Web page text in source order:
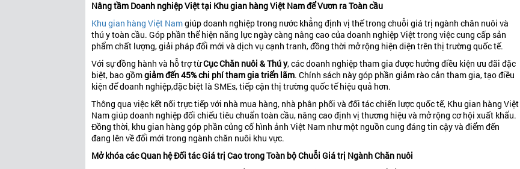
Nâng tầm Doanh nghiệp Việt tại Khu gian hàng Việt Nam để Vươn ra Toàn cầu
Khu gian hàng Việt Namgiúp doanh nghiệp trong nước khẳng định vị thế trong chuỗi giá trị ngành chăn nuôi và
thú y toàn cầu. Góp phần thể hiện năng lực ngày càng nâng cao của doanh nghiệp Việt trong việc cung cấp sản
phẩm chất lượng, giải pháp đổi mới và dịch vụ cạnh tranh, đồng thời mở rộng hiện diện trên thị trường quốc tế.
Với sự đồng hành và hỗ trợ từCục Chăn nuôi & Thú y, các doanh nghiệp tham gia được hưởng điều kiện ưu đãi đặc
biệt, bao gồmgiảm đến 45% chi phí tham gia triển lãm. Chính sách này góp phần giảm rào cản tham gia, tạo điều
kiện để doanh nghiệp,đặc biệt là SMEs, tiếp cận thị trường quốc tế hiệu quả hơn.
Thông qua việc kết nối trực tiếp với nhà mua hàng, nhà phân phối và đối tác chiến lược quốc tế, Khu gian hàng Việt
Nam giúp doanh nghiệp đối chiếu tiêu chuẩn toàn cầu, nâng cao định vị thương hiệu và mở rộng cơ hội xuất khẩu.
Đồng thời, khu gian hàng góp phần củng cố hình ảnh Việt Nam như một nguồn cung đáng tin cậy và điểm đến
đang lên về đổi mới trong ngành chăn nuôi khu vực.
Mở khóa các Quan hệ Đối tác Giá trị Cao trong Toàn bộ Chuỗi Giá trị Ngành Chăn nuôi